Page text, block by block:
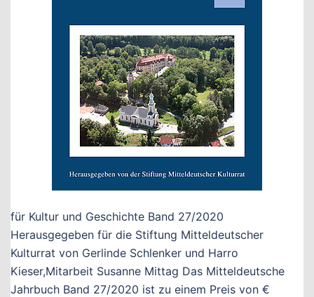
für Kultur und Geschichte Band 27/2020
Herausgegeben für die Stiftung Mitteldeutscher
Kulturrat von Gerlinde Schlenker und Harro
Kieser,Mitarbeit Susanne Mittag Das Mitteldeutsche
Jahrbuch Band 27/2020 ist zu einem Preis von €